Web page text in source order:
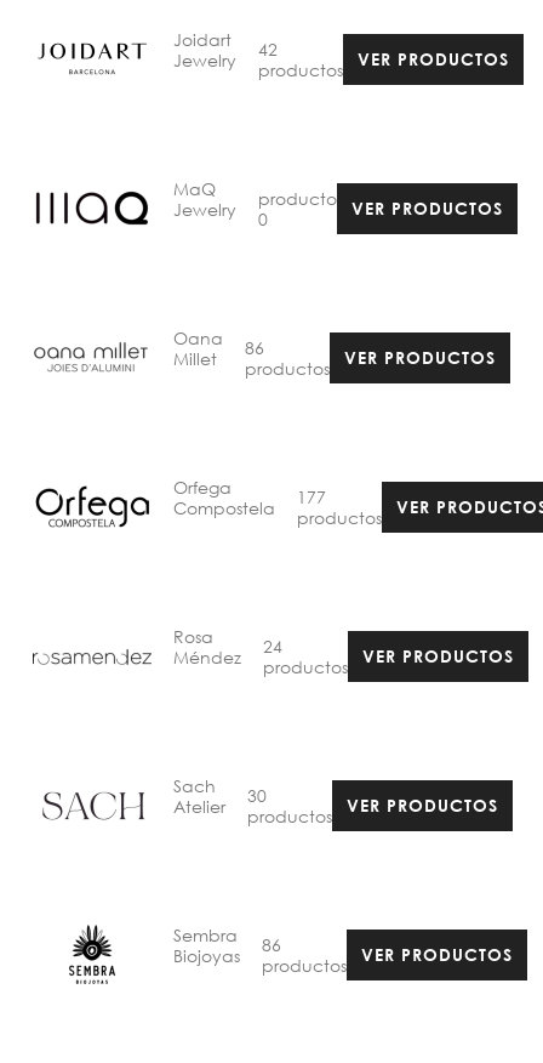
Joidart
Jewelry
42
productos
VER PRODUCTOS
MaQ
Jewelry
producto
0
VER PRODUCTOS
Oana
Millet
86
productos
VER PRODUCTOS
Orfega
Compostela
177
productos
VER
Rosa
Méndez
24
productos
VER PRODUCTOS
Sach
Atelier
30
productos
VER PRODUCTOS
Sembra
Biojoyas
86
productos
VER PRODUCTOS